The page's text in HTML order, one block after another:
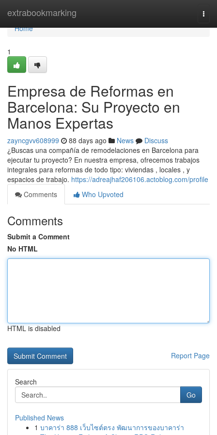
extrabookmarking
Home
Home
1
Empresa de Reformas en
Barcelona: Su Proyecto en
Manos Expertas
zayncgvv608999 88 days ago News
Discuss
¿Buscas una compañía de remodelaciones en Barcelona para
ejecutar tu proyecto? En nuestra empresa, ofrecemos trabajos
integrales para reformas de todo tipo: viviendas , locales , y
espacios de trabajo. https://adreajhaf206106.actoblog.com/profile
Comments
Who Upvoted
Comments
Submit a Comment
No HTML
HTML is disabled
Report Page
Search
Go
Published News
1 บาคาร่า 888 เว็บไซต์ตรง พัฒนาการของบาคาร่า